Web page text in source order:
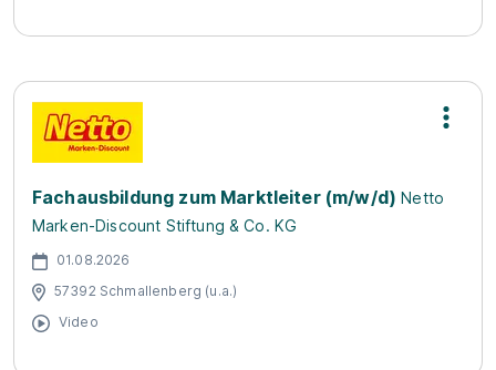
Fachausbildung zum Marktleiter (m/w/d) Netto
Marken-Discount Stiftung & Co. KG
01.08.2026
57392 Schmallenberg (u.a.)
Video